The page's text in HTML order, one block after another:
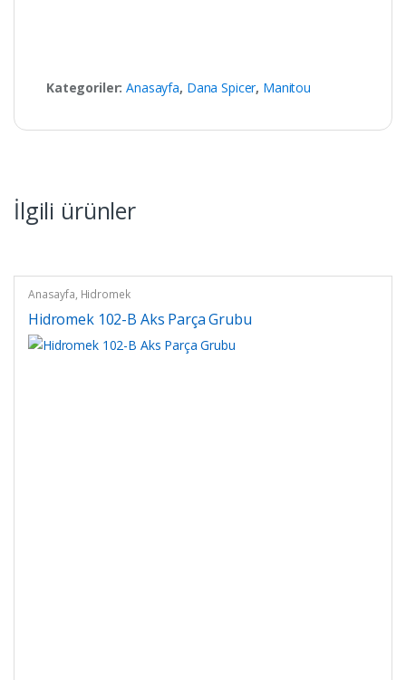
Kategoriler:Anasayfa, Dana Spicer, Manitou
İlgili ürünler
Anasayfa, Hidromek
Hidromek 102-B Aks Parça Grubu